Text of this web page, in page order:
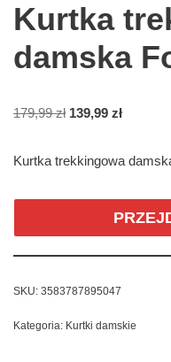
Kurtka
damska
179,99zł 139,99 zł
Kurtka trekkingowa
SKU: 3583787895047
Kategoria: Kurtki damskie